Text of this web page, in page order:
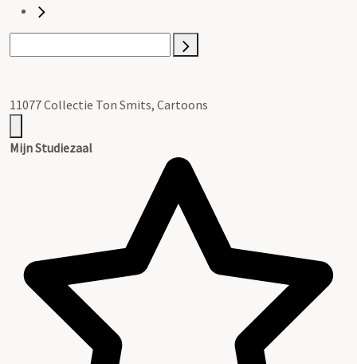
11077 Collectie Ton Smits, Cartoons
Mijn Studiezaal